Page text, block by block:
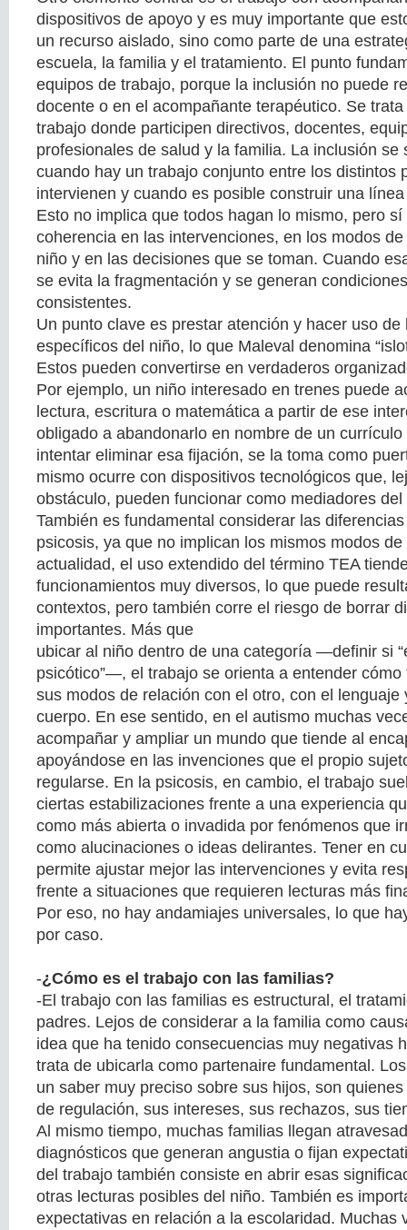
dispositivos de apoyo y es muy importante que
un recurso aislado, sino como parte de una
escuela, la familia y el tratamiento. El punto
equipos de trabajo, porque la inclusión no puede
docente o en el acompañante terapéutico. Se
trabajo donde participen directivos, docentes,
profesionales de salud y la familia. La inclusión se
cuando hay un trabajo conjunto entre los distintos
intervienen y cuando es posible construir una
Esto no implica que todos hagan lo mismo, pero
coherencia en las intervenciones, en los modos
niño y en las decisiones que se toman. Cuando
se evita la fragmentación y se generan
consistentes.
Un punto clave es prestar atención y hacer uso de
específicos del niño, lo que Maleval denomina
Estos pueden convertirse en verdaderos
Por ejemplo, un niño interesado en trenes puede
lectura, escritura o matemática a partir de ese
obligado a abandonarlo en nombre de un
intentar eliminar esa fijación, se la toma como
mismo ocurre con dispositivos tecnológicos que,
obstáculo, pueden funcionar como mediadores del
También es fundamental considerar las
psicosis, ya que no implican los mismos modos
actualidad, el uso extendido del término TEA
funcionamientos muy diversos, lo que puede
contextos, pero también corre el riesgo de borrar
importantes. Más que
ubicar al niño dentro de una categoría —definir si
psicótico”—, el trabajo se orienta a entender
sus modos de relación con el otro, con el lenguaje
cuerpo. En ese sentido, en el autismo muchas
acompañar y ampliar un mundo que tiende al
apoyándose en las invenciones que el propio
regularse. En la psicosis, en cambio, el trabajo
ciertas estabilizaciones frente a una experiencia
como más abierta o invadida por fenómenos que
como alucinaciones o ideas delirantes. Tener en
permite ajustar mejor las intervenciones y evita
frente a situaciones que requieren lecturas más
Por eso, no hay andamiajes universales, lo que
por caso.
-¿Cómo es el trabajo con las familias?
-El trabajo con las familias es estructural, el
padres. Lejos de considerar a la familia como
idea que ha tenido consecuencias muy negativas
trata de ubicarla como partenaire fundamental.
un saber muy preciso sobre sus hijos, son
de regulación, sus intereses, sus rechazos, sus
Al mismo tiempo, muchas familias llegan
diagnósticos que generan angustia o fijan
del trabajo también consiste en abrir esas
otras lecturas posibles del niño. También es
expectativas en relación a la escolaridad. Muchas